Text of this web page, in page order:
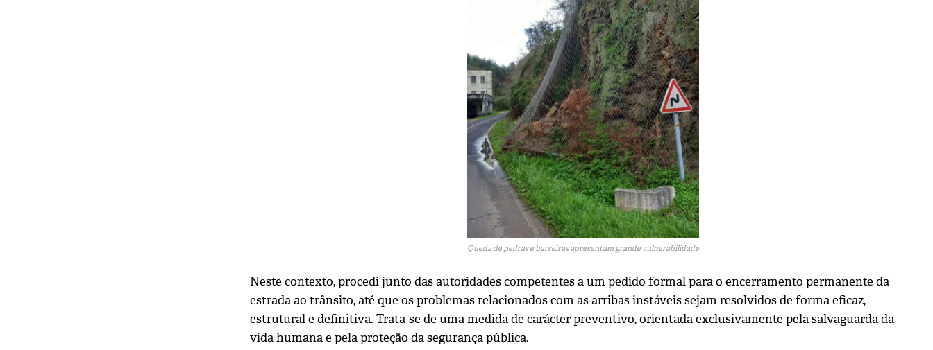
Queda de pedras e barreiras apresentam grande vulnerabilidade
Neste contexto, procedi junto das autoridades competentes a um pedido formal para o encerramento permanente da
estrada ao trânsito, até que os problemas relacionados com as arribas instáveis sejam resolvidos de forma eficaz,
estrutural e definitiva. Trata-se de uma medida de carácter preventivo, orientada exclusivamente pela salvaguarda da
vida humana e pela proteção da segurança pública.